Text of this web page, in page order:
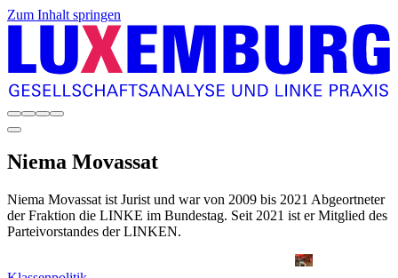
Zum Inhalt springen
Niema Movassat
Niema Movassat ist Jurist und war von 2009 bis 2021 Abgeortneter
der Fraktion die LINKE im Bundestag. Seit 2021 ist er Mitglied des
Parteivorstandes der LINKEN.